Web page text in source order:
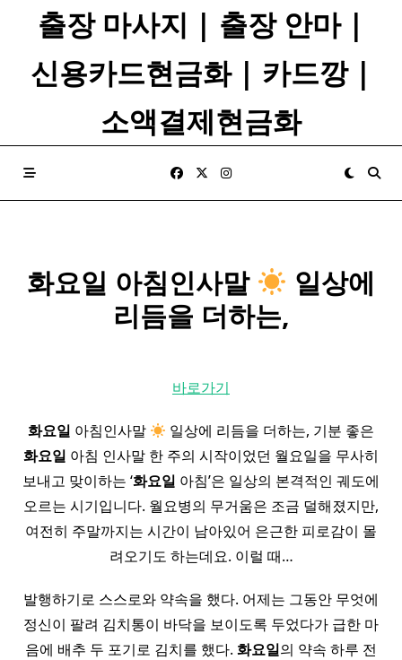
출장 마사지 | 출장 안마 |
신용카드현금화 | 카드깡 |
소액결제현금화
화요일 아침인사말
일상에
리듬을 더하는,
바로가기
화요일 아침인사말
일상에 리듬을 더하는, 기분 좋은
화요일 아침 인사말 한 주의 시작이었던 월요일을 무사히
보내고 맞이하는 ‘화요일 아침’은 일상의 본격적인 궤도에
오르는 시기입니다. 월요병의 무거움은 조금 덜해졌지만,
여전히 주말까지는 시간이 남아있어 은근한 피로감이 몰
려오기도 하는데요. 이럴 때…
발행하기로 스스로와 약속을 했다. 어제는 그동안 무엇에
정신이 팔려 김치통이 바닥을 보이도록 두었다가 급한 마
음에 배추 두 포기로 김치를 했다. 화요일의 약속 하루 전